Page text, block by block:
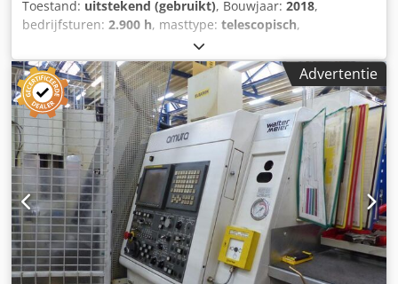
Toestand: uitstekend (gebruikt), Bouwjaar: 2018,
bedrijfsturen: 2.900 h, masttype: telescopisch,
, Aandrijflijn Aandrijving: Rupsband
Motormerk: Yanmar Dcsdezrryqepfx Angek Gewichten
Leeggewicht: 7.200 kg Functioneel Hefcapaciteit: 250 kg
Werkhoogte: 1.400 cm CE-markering: ja Onderhoud,
historie en staat Aantal eigenaren: 1 Technische staat: zeer
goed Optische staat: zeer goed Overige informatie Staat
van de voorbanden: 90 Staat van de achterbanden: 90
Emissieniveau: Fase VI / Tier VI Leveringsvoorwaarden: EXW
Maximale horizontale reikwijdte: 1000 m Maximale uitslag
van de arm in graden: 360 Maximale uitslag van het
werkplatform in graden: 180 Laatste inspectie: 2026-08-04
Overige informatie Neem contact op met Martyn Joosse
voor meer informatie.
Advertentie